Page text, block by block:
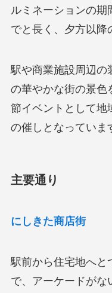
ルミネーションの期
でと長く、夕方以降
駅や商業施設周辺の
の華やかな街の景色
節イベントとして地
の催しとなっていま
主要通り
にしきた商店街
駅前から住宅地へと
で、アーケードがな